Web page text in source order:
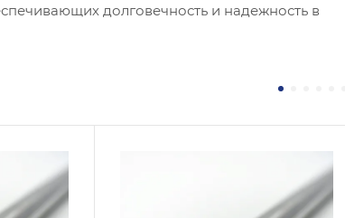
долговечность и надежность в